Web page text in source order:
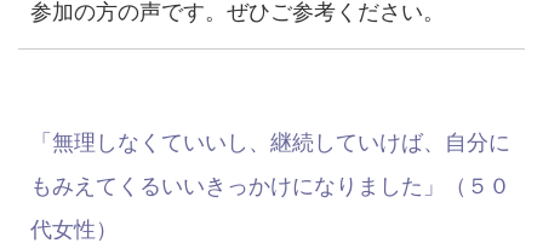
参加の方の声です。ぜひご参考ください。
「無理しなくていいし、継続していけば、自分に
もみえてくるいいきっかけになりました」（５０
代女性）